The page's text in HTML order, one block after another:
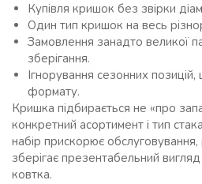
Купівля кришок без звірки
Один тип кришок на весь
Замовлення занадто великої
зберігання.
Ігнорування сезонних
формату.
Кришка підбирається не «про
конкретний асортимент і тип
набір прискорює обслуговування,
зберігає презентабельний
ковтка.